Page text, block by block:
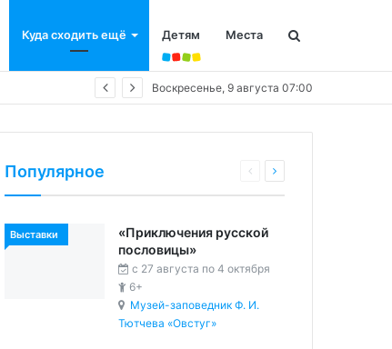
Куда сходить ещё Детям Места
Воскресенье, 9 августа 07:00
Популярное
Выставки
«Приключения русской
пословицы»
c 27 августа по 4 октября
6+
Музей-заповедник Ф. И.
Тютчева «Овстуг»